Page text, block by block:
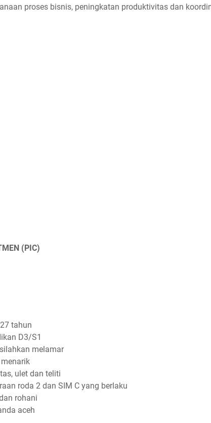
proses bisnis, peningkatan produktivitas dan
(PIC)
tahun
D3/S1
melamar
ulet dan teliti
roda 2 dan SIM C yang berlaku
rohani
aceh